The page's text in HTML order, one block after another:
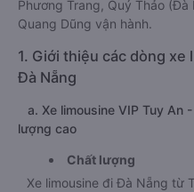
Phương Trang, Quý Thảo (Đà
Quang Dũng vận hành.
1. Giới thiệu các dòng xe
Đà Nẵng
a. Xe limousine VIP Tuy An
lượng cao
Chất lượng
Xe limousine đi Đà Nẵng từ